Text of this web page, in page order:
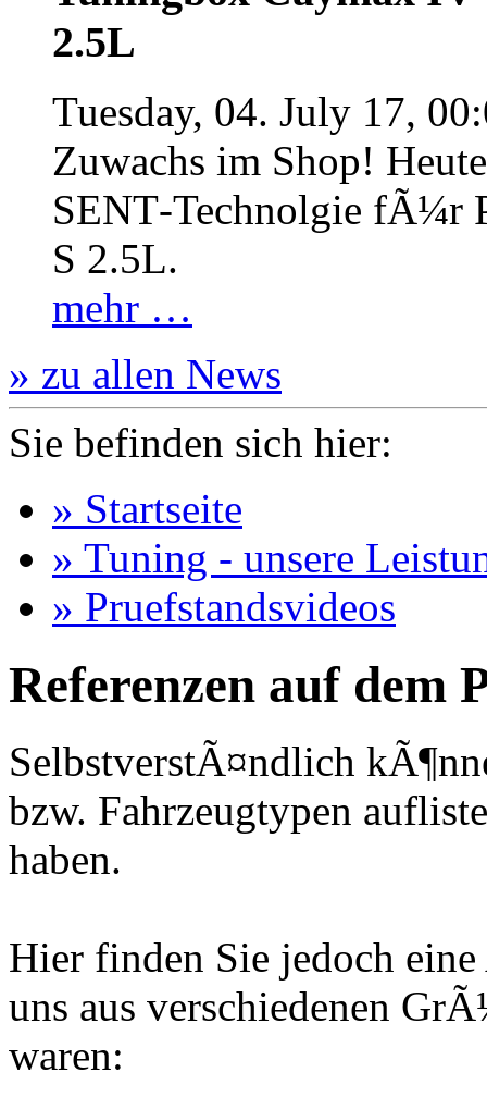
2.5L
Tuesday, 04. July 17,
Zuwachs im Shop!
SENT‐Technolgie fÃ¼r
S 2.5L.
mehr …
» zu allen News
Sie befinden sich hier:
» Startseite
» Tuning - unsere
» Pruefstandsvideos
Referenzen auf dem
SelbstverstÃ¤ndlich
bzw. Fahrzeugtypen
haben.
Hier finden Sie jedoch
uns aus verschiedenen
waren: